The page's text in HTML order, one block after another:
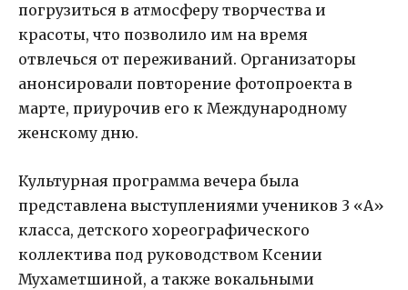
погрузиться в атмосферу творчества и
красоты, что позволило им на время
отвлечься от переживаний. Организаторы
анонсировали повторение фотопроекта в
марте, приурочив его к Международному
женскому дню.
Культурная программа вечера была
представлена выступлениями учеников 3 «А»
класса, детского хореографического
коллектива под руководством Ксении
Мухаметшиной, а также вокальными